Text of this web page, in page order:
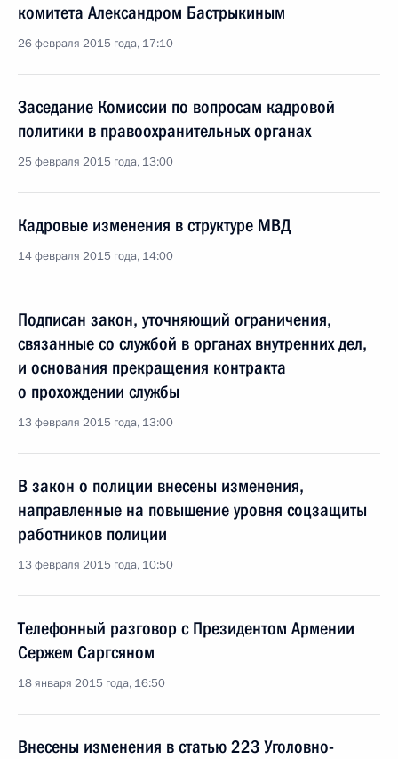
комитета Александром Бастрыкиным
26 февраля 2015 года, 17:10
Заседание Комиссии по вопросам кадровой
политики в правоохранительных органах
25 февраля 2015 года, 13:00
Кадровые изменения в структуре МВД
14 февраля 2015 года, 14:00
Подписан закон, уточняющий ограничения,
связанные со службой в органах внутренних дел,
и основания прекращения контракта
о прохождении службы
13 февраля 2015 года, 13:00
В закон о полиции внесены изменения,
направленные на повышение уровня соцзащиты
работников полиции
13 февраля 2015 года, 10:50
Телефонный разговор с Президентом Армении
Сержем Саргсяном
18 января 2015 года, 16:50
Внесены изменения в статью 223 Уголовно-